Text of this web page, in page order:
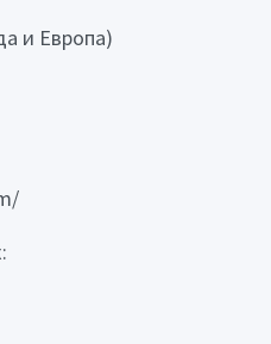
и Европа)